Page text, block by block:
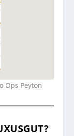
Ops Peyton